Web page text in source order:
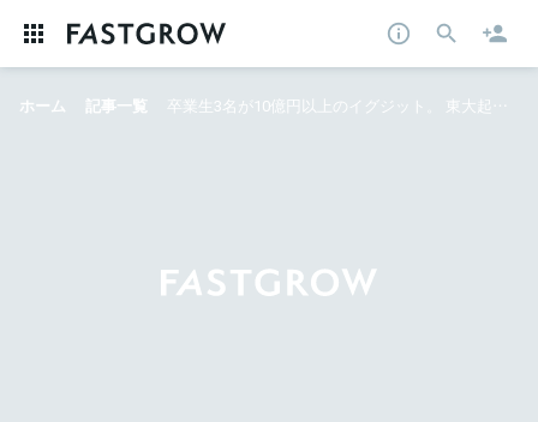
ホーム 記事一覧 卒業生3名が10億円以上のイグジット。 東大起業家サークルTNKはいかに生まれたか？